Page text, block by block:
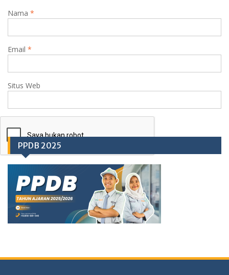
Nama *
Email *
Situs Web
PPDB 2025